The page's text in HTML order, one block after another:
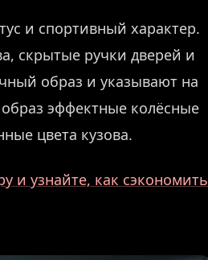
и спортивный характер.
скрытые ручки дверей и
образ и указывают на
эффектные колёсные
цвета кузова.
и узнайте, как сэкономить